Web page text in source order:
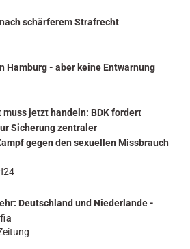
schärferem Strafrecht
Hamburg - aber keine Entwarnung
jetzt handeln: BDK fordert
Sicherung zentraler
gegen den sexuellen Missbrauch
Deutschland und Niederlande -